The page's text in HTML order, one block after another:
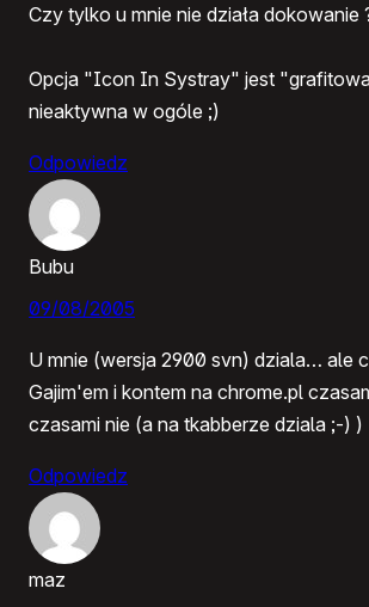
Czy tylko u mnie nie działa dokowanie
Opcja "Icon In Systray" jest
nieaktywna w ogóle ;)
Odpowiedz
Bubu
09/08/2005
U mnie (wersja 2900 svn) dziala… ale
Gajim'em i kontem na chrome.pl
czasami nie (a na tkabberze dziala ;-) )
Odpowiedz
maz